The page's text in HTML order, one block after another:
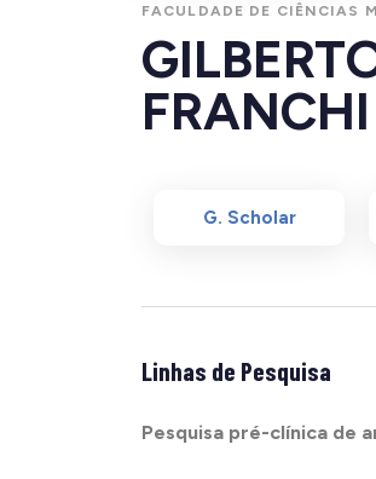
FACULDADE DE CIÊNCIAS
G. Scholar
Linhas de Pesquisa
Pesquisa pré-clínica de